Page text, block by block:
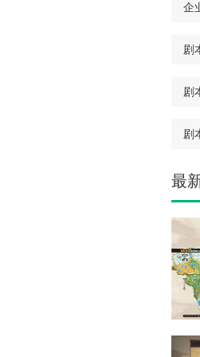
企
剧
剧
剧
最